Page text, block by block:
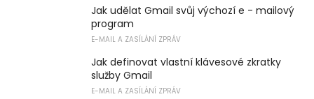
Jak udělat Gmail svůj výchozí e - mailový
program
E-MAIL A ZASÍLÁNÍ ZPRÁV
Jak definovat vlastní klávesové zkratky
služby Gmail
E-MAIL A ZASÍLÁNÍ ZPRÁV